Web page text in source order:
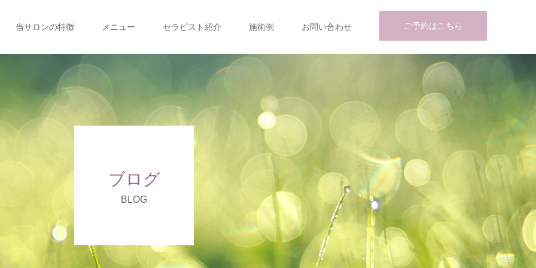
ご予約はこちら
当サロンの特徴 メニュー セラピスト紹介 施術例 お問い合わせ
ブログ
BLOG